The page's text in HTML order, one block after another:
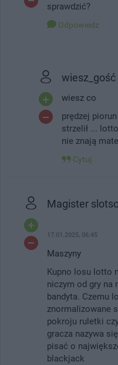
sprawdzić?
Odpowiedz
wiesz_gość
wiesz co
prędzej
strzelił ...
nie znają
Cytuj
Magister
17.01.2025, 06:45
Maszyny
Kupno losu lotto
niczym od gry na
bandyta. Czemu
znormalizowane
pokroju ruletki
gracza nazywa
pisać o
blackjack